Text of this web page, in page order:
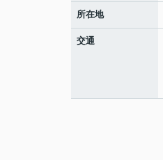
所在地
交通